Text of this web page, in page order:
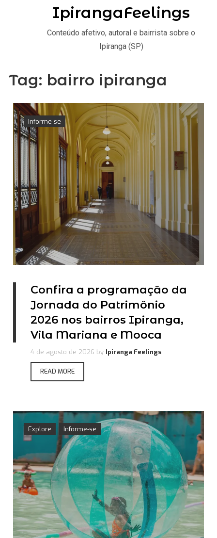
Tag: bairro ipiranga
Informe-se
Confira a programação da
Jornada do Patrimônio
2026 nos bairros Ipiranga,
Vila Mariana e Mooca
4 de agosto de 2026 by Ipiranga Feelings
READ MORE
Explore Informe-se
IpirangaFeelings
Conteúdo afetivo, autoral e bairrista sobre o
Ipiranga (SP)